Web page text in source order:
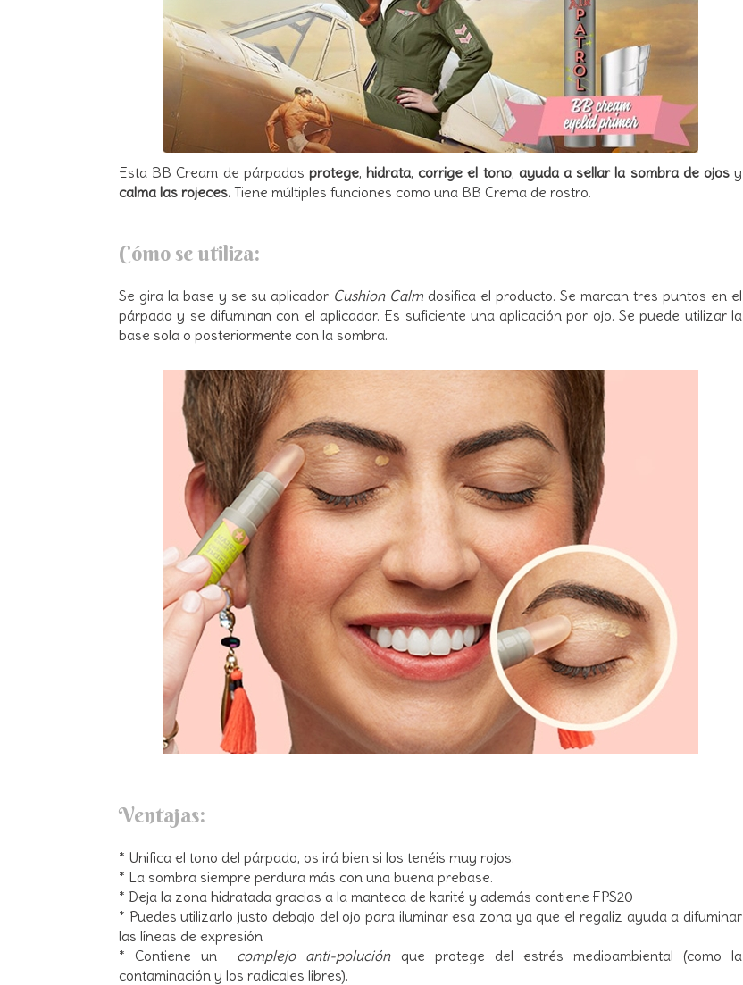
Esta BB Cream de párpados protege,hidrata, corrige el tono, ayuda a sellar la sombra de ojosy
calma las rojeces. Tiene múltiples funciones como una BB Crema de rostro.
Cómo se utiliza:
Se gira la base y se su aplicador Cushion Calm dosifica el producto. Se marcan tres puntos en el
párpado y se difuminan con el aplicador. Es suficiente una aplicación por ojo. Se puede utilizar la
base sola o posteriormente con la sombra.
Ventajas:
* Unifica el tono del párpado, os irá bien si los tenéis muy rojos.
* La sombra siempre perdura más con una buena prebase.
* Deja la zona hidratada gracias a la manteca de karité y además contiene FPS20
* Puedes utilizarlo justo debajo del ojo para iluminar esa zona ya que el regaliz ayuda a difuminar
las líneas de expresión
* Contiene un complejo anti-polución que protege del estrés medioambiental (como la
contaminación y los radicales libres).